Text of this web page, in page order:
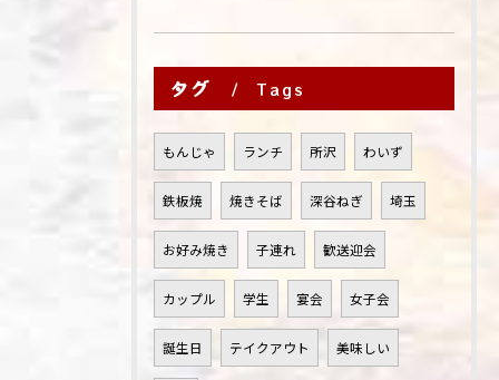
タグ Tags
もんじゃ ランチ 所沢 わいず
鉄板焼 焼きそば 深谷ねぎ 埼玉
お好み焼き 子連れ 歓送迎会
カップル 学生 宴会 女子会
誕生日 テイクアウト 美味しい